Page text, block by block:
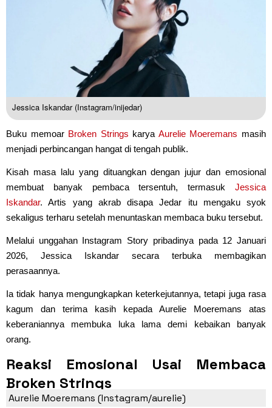
Jessica Iskandar (Instagram/inijedar)
Buku memoar Broken Strings karya Aurelie Moeremans masih
menjadi perbincangan hangat di tengah publik.
Kisah masa lalu yang dituangkan dengan jujur dan emosional
membuat banyak pembaca tersentuh, termasuk Jessica
Iskandar. Artis yang akrab disapa Jedar itu mengaku syok
sekaligus terharu setelah menuntaskan membaca buku tersebut.
Melalui unggahan Instagram Story pribadinya pada 12 Januari
2026, Jessica Iskandar secara terbuka membagikan
perasaannya.
Ia tidak hanya mengungkapkan keterkejutannya, tetapi juga rasa
kagum dan terima kasih kepada Aurelie Moeremans atas
keberaniannya membuka luka lama demi kebaikan banyak
orang.
Reaksi Emosional Usai Membaca
Broken Strings
Aurelie Moeremans (Instagram/aurelie)